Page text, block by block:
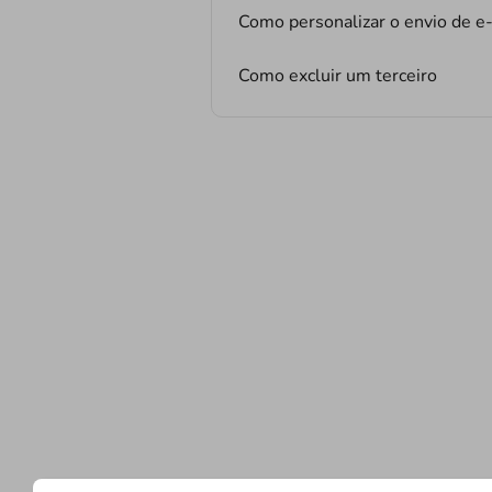
Como personalizar o envio de
Como excluir um terceiro